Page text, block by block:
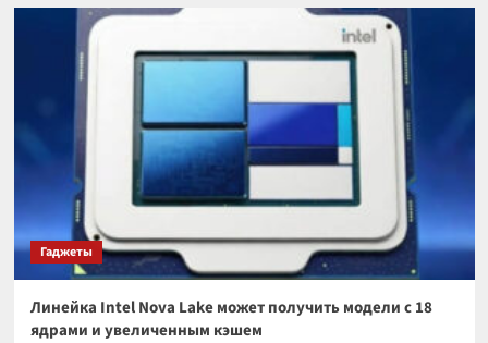
Гаджеты
Линейка Intel Nova Lake может получить модели с 18
ядрами и увеличенным кэшем